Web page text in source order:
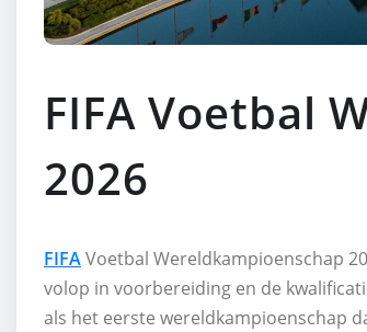
FIFA Voetbal
2026
FIFAVoetbal Wereldkampioenschap
volop in voorbereiding en de
als het eerste wereldkampioenschap